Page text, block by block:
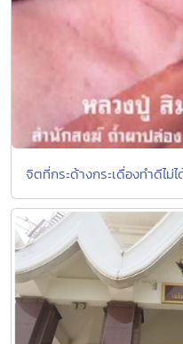
จิตที่กระด้างกระเดื่องทำดีไ